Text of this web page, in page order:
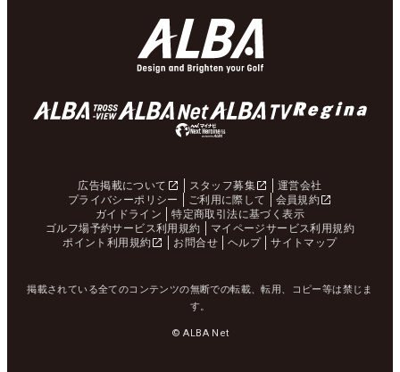
広告掲載について スタッフ募集
運営会社
プライバシーポリシー
ご利用に際して
会員規約
ガイドライン
特定商取引法に基づく表示
ゴルフ場予約サービス利用規約
マイページサービス利用規約
ポイント利用規約
お問合せ ヘルプ サイトマップ
掲載されている全てのコンテンツの無断での転載、転用、コピー等は禁じま
す。
© ALBA Net